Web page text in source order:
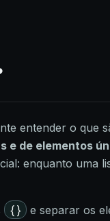
entender o que
e de elementos
enquanto uma
{}
e separar os